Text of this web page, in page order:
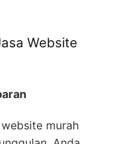
Website
murah